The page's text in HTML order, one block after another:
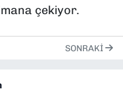
çekiyor.
SONRAKI